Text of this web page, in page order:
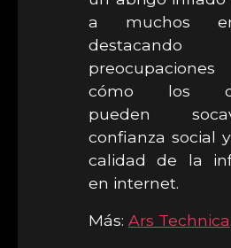
a muchos
cómo los
pueden
confianza social
calidad de la
en internet.
Más: Ars Technica